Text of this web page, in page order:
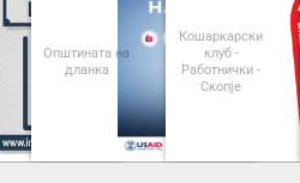
Општината на
дланка
Кошаркарски
клуб -
Работнички -
Скопје